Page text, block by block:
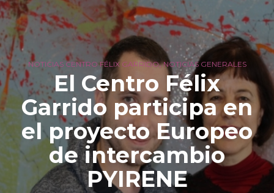
NOTICIAS CENTRO FÉLIX GARRIDO,NOTICIAS GENERALES
El Centro Félix
Garrido participa en
el proyecto Europeo
de intercambio
PYIRENE